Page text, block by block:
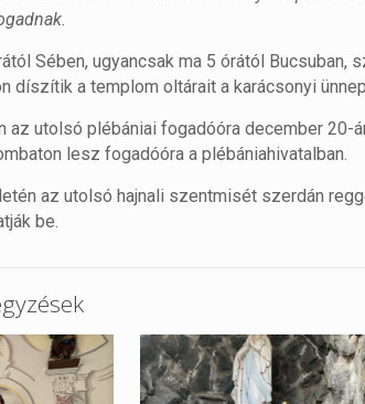
Sében, ugyancsak ma 5 órától
díszítik a templom oltárait a karácsonyi
az utolsó plébániai fogadóóra december
lesz fogadóóra a plébániahivatalban.
az utolsó hajnali szentmisét szerdán
be.